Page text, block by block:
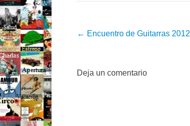
Post navigation
← Encuentro de Guitarras 2012
Deja un comentario